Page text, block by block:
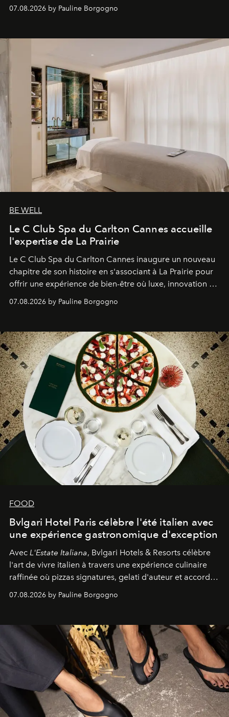
inédites et plongée dans les coulisses d'un phénomène
générationnel.
07.08.2026 by Pauline Borgogno
BE WELL
Le C Club Spa du Carlton Cannes accueille
l'expertise de La Prairie
Le C Club Spa du Carlton Cannes inaugure un nouveau
chapitre de son histoire en s'associant à La Prairie pour
offrir une expérience de bien-être où luxe, innovation et
expertise se rencontrent.
07.08.2026 by Pauline Borgogno
FOOD
Bvlgari Hotel Paris célèbre l'été italien avec
une expérience gastronomique d'exception
Avec L'Estate Italiana, Bvlgari Hotels & Resorts célèbre
l'art de vivre italien à travers une expérience culinaire
raffinée où pizzas signatures, gelati d'auteur et accords
d'exception composent un véritable voyage sensoriel.
07.08.2026 by Pauline Borgogno